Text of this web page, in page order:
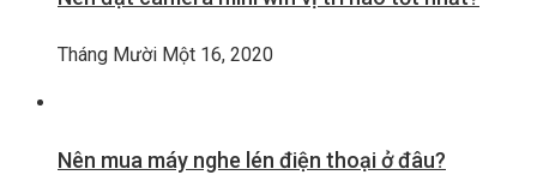
Tháng Mười Một 16, 2020
Nên mua máy nghe lén điện thoại ở đâu?